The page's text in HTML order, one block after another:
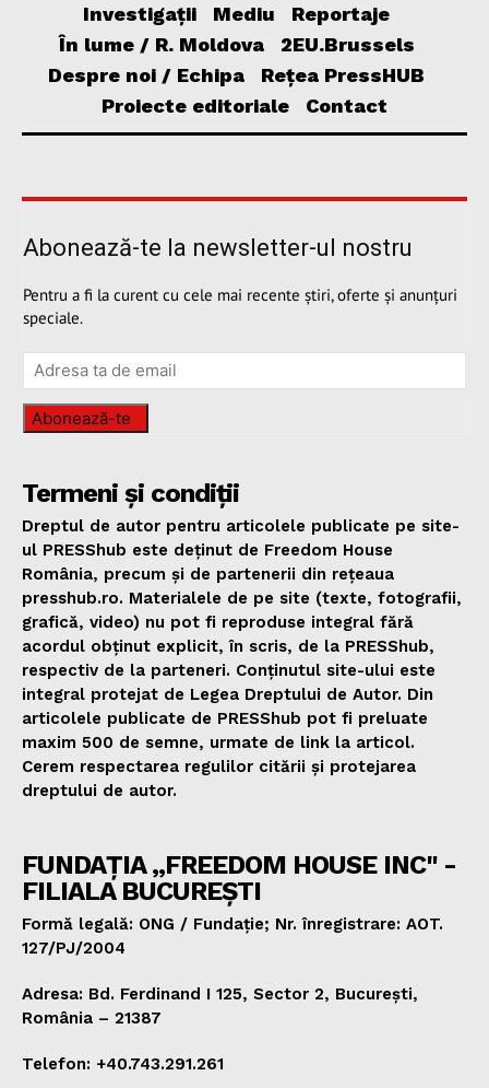
Investigații
Mediu
Reportaje
În lume / R. Moldova
2EU.Brussels
Despre noi / Echipa
Rețea PressHUB
Proiecte editoriale
Contact
Abonează-te la newsletter-ul nostru
Pentru a fi la curent cu cele mai recente știri, oferte și anunțuri
speciale.
Abonează-te
Termeni și condiții
Dreptul de autor pentru articolele publicate pe site-
ul PRESShub este deținut de Freedom House
România, precum și de partenerii din rețeaua
presshub.ro. Materialele de pe site (texte, fotografii,
grafică, video) nu pot fi reproduse integral fără
acordul obținut explicit, în scris, de la PRESShub,
respectiv de la parteneri. Conținutul site-ului este
integral protejat de Legea Dreptului de Autor. Din
articolele publicate de PRESShub pot fi preluate
maxim 500 de semne, urmate de link la articol.
Cerem respectarea regulilor citării și protejarea
dreptului de autor.
FUNDAȚIA „FREEDOM HOUSE INC" -
FILIALA BUCUREȘTI
Formă legală: ONG / Fundație; Nr. înregistrare: AOT.
127/PJ/2004
Adresa: Bd. Ferdinand I 125, Sector 2, București,
România – 21387
Telefon: +40.743.291.261